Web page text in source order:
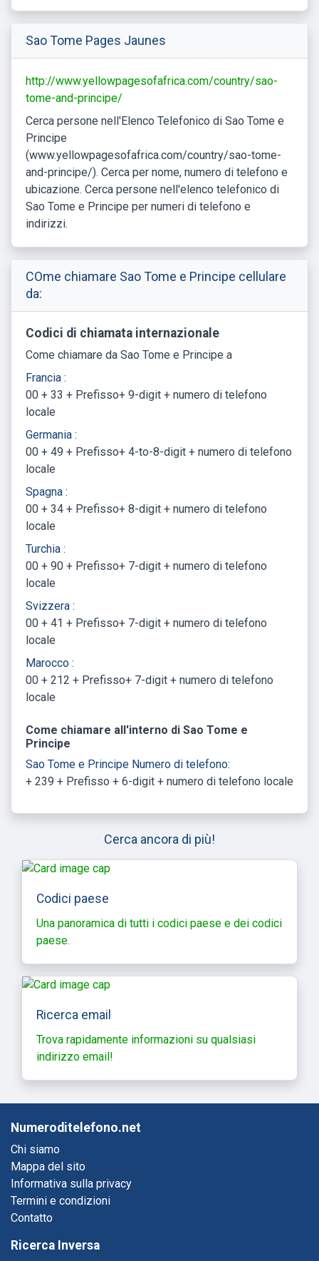
Sao Tome Pages Jaunes
http://www.yellowpagesofafrica.com/country/sao-
tome-and-principe/
Cerca persone nell'Elenco Telefonico di Sao Tome e
Principe
(www.yellowpagesofafrica.com/country/sao-tome-
and-principe/). Cerca per nome, numero di telefono e
ubicazione. Cerca persone nell'elenco telefonico di
Sao Tome e Principe per numeri di telefono e
indirizzi.
COme chiamare Sao Tome e Principe cellulare
da:
Codici di chiamata internazionale
Come chiamare da Sao Tome e Principe a
Francia :
00 + 33 + Prefisso+ 9-digit + numero di telefono
locale
Germania :
00 + 49 + Prefisso+ 4-to-8-digit + numero di telefono
locale
Spagna :
00 + 34 + Prefisso+ 8-digit + numero di telefono
locale
Turchia :
00 + 90 + Prefisso+ 7-digit + numero di telefono
locale
Svizzera :
00 + 41 + Prefisso+ 7-digit + numero di telefono
locale
Marocco :
00 + 212 + Prefisso+ 7-digit + numero di telefono
locale
Come chiamare all'interno di Sao Tome e
Principe
Sao Tome e Principe Numero di telefono:
+ 239 + Prefisso + 6-digit + numero di telefono locale
Cerca ancora di più!
Codici paese
Una panoramica di tutti i codici paese e dei codici
paese.
Ricerca email
Trova rapidamente informazioni su qualsiasi
indirizzo email!
Numeroditelefono.net
Chi siamo
Mappa del sito
Informativa sulla privacy
Termini e condizioni
Contatto
Ricerca Inversa